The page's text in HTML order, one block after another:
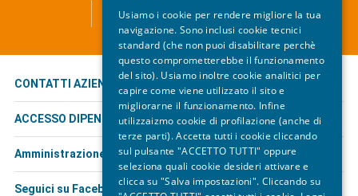
Via Leopardi, 1 - 19124 La Spezia
CONTATTI AZIENDALI
ACCESSO DIPENDENTI
Amministrazione trasparente
Seguici su Facebook
Usiamo i cookie per rendere migliore la tua
navigazione. Sono inclusi cookie tecnici
standard (che non puoi disabilitare perchè
questo comprometterebbe il funzionamento
del sito). Usiamo inoltre cookie analitici per
capire come viene utilizzato il sito e
migliorarne il funzionamento. Infine
utilizzaizmo cookie di profilazione (anche di
terze parti). Accetta tutti i cookie cliccando
sul pulsante "ACCETTO TUTTI" oppure
seleziona quali cookie desideri attivare e
clicca su "Salva impostazioni". Cliccando su